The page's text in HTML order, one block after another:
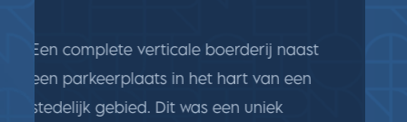
Een complete verticale boerderij naast
een parkeerplaats in het hart van een
stedelijk gebied. Dit was een uniek